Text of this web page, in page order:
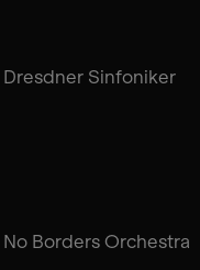
Dresdner Sinfoniker
No Borders Orchestra